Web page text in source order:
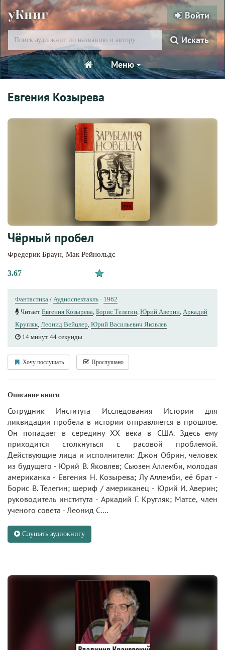
уКниг Войти
Искать
Меню
Евгения Козырева
Чёрный пробел
Фредерик Браун, Мак Рейнольдс
3.67
Фантастика / Аудиоспектакль · 1962
Читает Евгения Козырева Борис Телегин Юрий Аверин Аркадий
Кругляк Леонид Вейцлер Юрий Вacильeвич Яковлев
14 минут 44 секунды
Хочу послушать Прослушано
Описание книги
Сотрудник Института Исследования Истории для
ликвидации пробела в истории отправляется в прошлое.
Он попадает в середину ХХ века в США. Здесь ему
приходится столкнуться с расовой проблемой.
Действующие лица и исполнители: Джон Обрин, человек
из будущего - Юрий В. Яковлев; Сьюзен Аллемби, молодая
американка - Евгения Н. Козырева; Лу Аллемби, её брат -
Борис В. Телегин; шериф / американец - Юрий И. Аверин;
руководитель института - Аркадий Г. Кругляк; Матсе, член
ученого совета - Леонид С....
Слушать аудиокнигу